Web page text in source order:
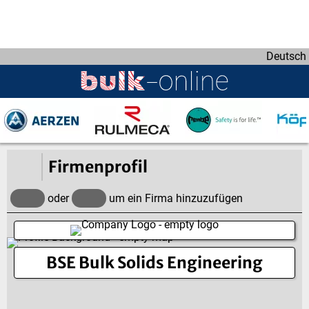
u
m
Deutsch
Firmenprofil
oder um ein Firma hinzuzufügen
BSE Bulk Solids Engineering